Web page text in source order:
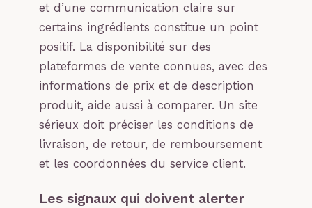
et d’une communication claire sur
certains ingrédients constitue un point
positif. La disponibilité sur des
plateformes de vente connues, avec des
informations de prix et de description
produit, aide aussi à comparer. Un site
sérieux doit préciser les conditions de
livraison, de retour, de remboursement
et les coordonnées du service client.
Les signaux qui doivent alerter